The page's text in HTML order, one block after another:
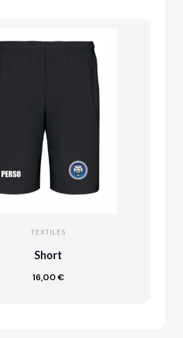
TEXTILES
Short
16,00 €
Customize